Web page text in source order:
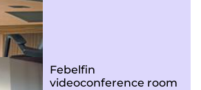
Febelfin
videoconference room